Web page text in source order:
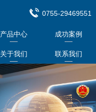
0755-29469551
产品中心 成功案例
关于我们 联系我们